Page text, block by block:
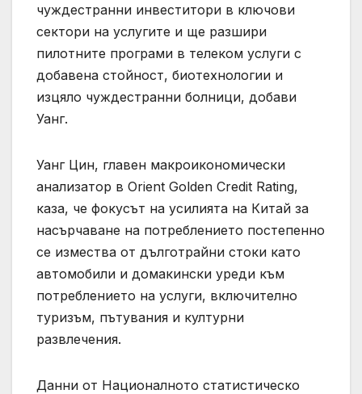
чуждестранни инвеститори в ключови
сектори на услугите и ще разшири
пилотните програми в телеком услуги с
добавена стойност, биотехнологии и
изцяло чуждестранни болници, добави
Уанг.
Уанг Цин, главен макроикономически
анализатор в Orient Golden Credit Rating,
каза, че фокусът на усилията на Китай за
насърчаване на потреблението постепенно
се измества от дълготрайни стоки като
автомобили и домакински уреди към
потреблението на услуги, включително
туризъм, пътувания и културни
развлечения.
Данни от Националното статистическо